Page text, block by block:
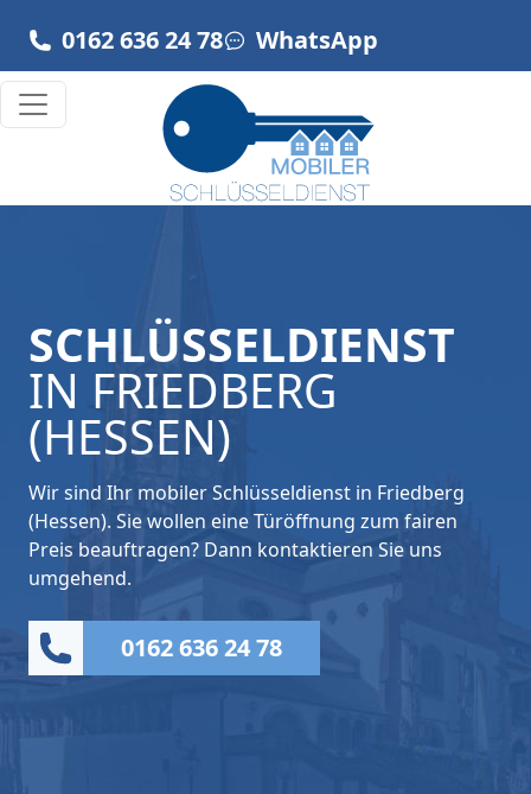
0162 636 24 78 WhatsApp
Hauptnavigation
SCHLÜSSELDIENST
IN FRIEDBERG
(HESSEN)
Wir sind Ihr mobiler Schlüsseldienst in Friedberg
(Hessen). Sie wollen eine Türöffnung zum fairen
Preis beauftragen? Dann kontaktieren Sie uns
umgehend.
0162 636 24 78